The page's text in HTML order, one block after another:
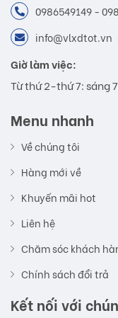
0986549149 -
info@vlxdtot.vn
Giờ làm việc:
Từ thứ 2-thứ 7: sáng
Menu nhanh
Về chúng tôi
Hàng mới về
Khuyến mãi hot
Liên hệ
Chăm sóc khách
Chính sách đổi trả
Kết nối với